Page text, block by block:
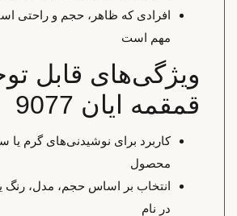
افرادی که ظاهر، حجم و راحتی
مهم است
ویژگی‌های قابل
قمقمه ایان 9077
کاربرد برای نوشیدنی‌های گرم یا
محصول
انتخاب بر اساس حجم، مدل، رنگ
در نام